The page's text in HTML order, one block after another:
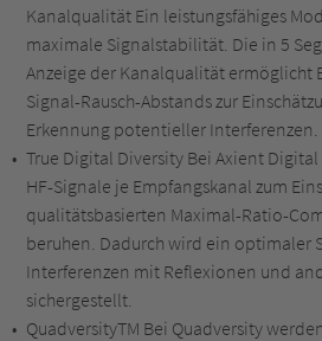
Kanalqualität Ein leistungsfähiges
maximale Signalstabilität. Die in 5
Anzeige der Kanalqualität ermöglicht
Signal-Rausch-Abstands zur
Erkennung potentieller Interferenzen.
True Digital Diversity Bei Axient
HF-Signale je Empfangskanal zum
qualitätsbasierten Maximal-Ratio-
beruhen. Dadurch wird ein optimaler
Interferenzen mit Reflexionen und
sichergestellt.
QuadversityTM Bei Quadversity